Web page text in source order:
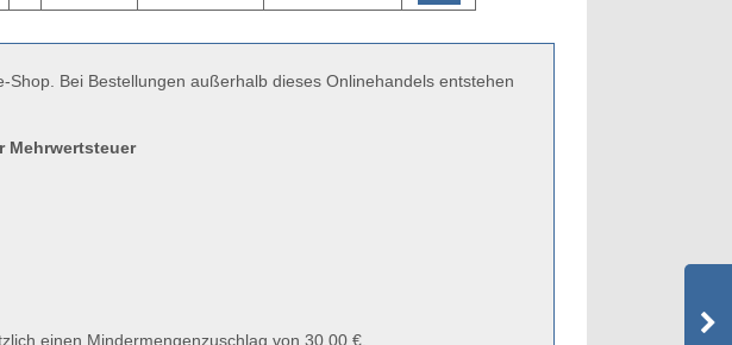
Bei Bestellungen außerhalb dieses Onlinehandels entstehen
Mehrwertsteuer
einen Mindermengenzuschlag von 30,00 €.